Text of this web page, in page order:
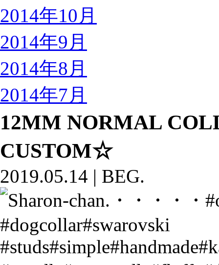
2014年10月
2014年9月
2014年8月
2014年7月
12MM NORMAL
CUSTOM☆
2019.05.14 | BEG.